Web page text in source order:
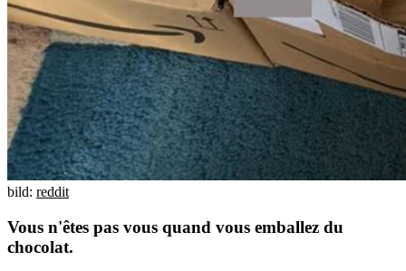
bild: reddit
Vous n'êtes pas vous quand vous emballez du
chocolat.